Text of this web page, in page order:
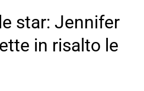
star: Jennifer
in risalto le